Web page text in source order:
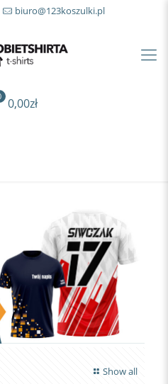
biuro@123koszulki.pl
0,00zł
Show all